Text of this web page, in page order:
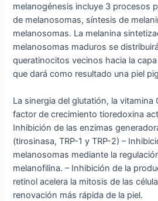
melanogénesis incluye 3 procesos
de melanosomas, síntesis de
melanosomas. La melanina
melanosomas maduros se
queratinocitos vecinos hacia la
que dará como resultado una piel
La sinergia del glutatión, la vitamina
factor de crecimiento tioredoxina
Inhibición de las enzimas
(tirosinasa, TRP-1 y TRP-2) –
melanosomas mediante la
melanofilina. – Inhibición de la
retinol acelera la mitosis de las
renovación más rápida de la piel.